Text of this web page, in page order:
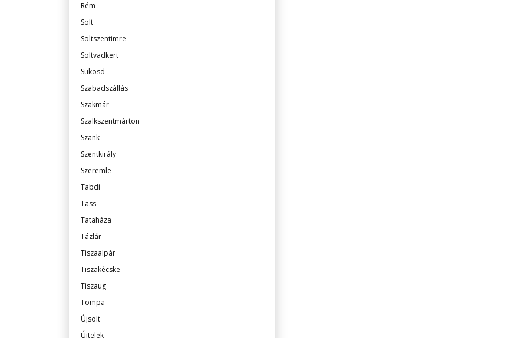
Rém
Solt
Soltszentimre
Soltvadkert
Sükösd
Szabadszállás
Szakmár
Szalkszentmárton
Szank
Szentkirály
Szeremle
Tabdi
Tass
Tataháza
Tázlár
Tiszaalpár
Tiszakécske
Tiszaug
Tompa
Újsolt
Újtelek